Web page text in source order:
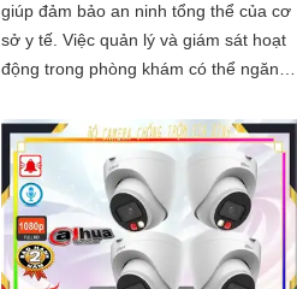
giúp đảm bảo an ninh tổng thể của cơ
sở y tế. Việc quản lý và giám sát hoạt
động trong phòng khám có thể ngăn
muốn, bao gồm cả việc trộm cắp, việc
làm sai trái, hoặc việc xâm phạm an
ninh